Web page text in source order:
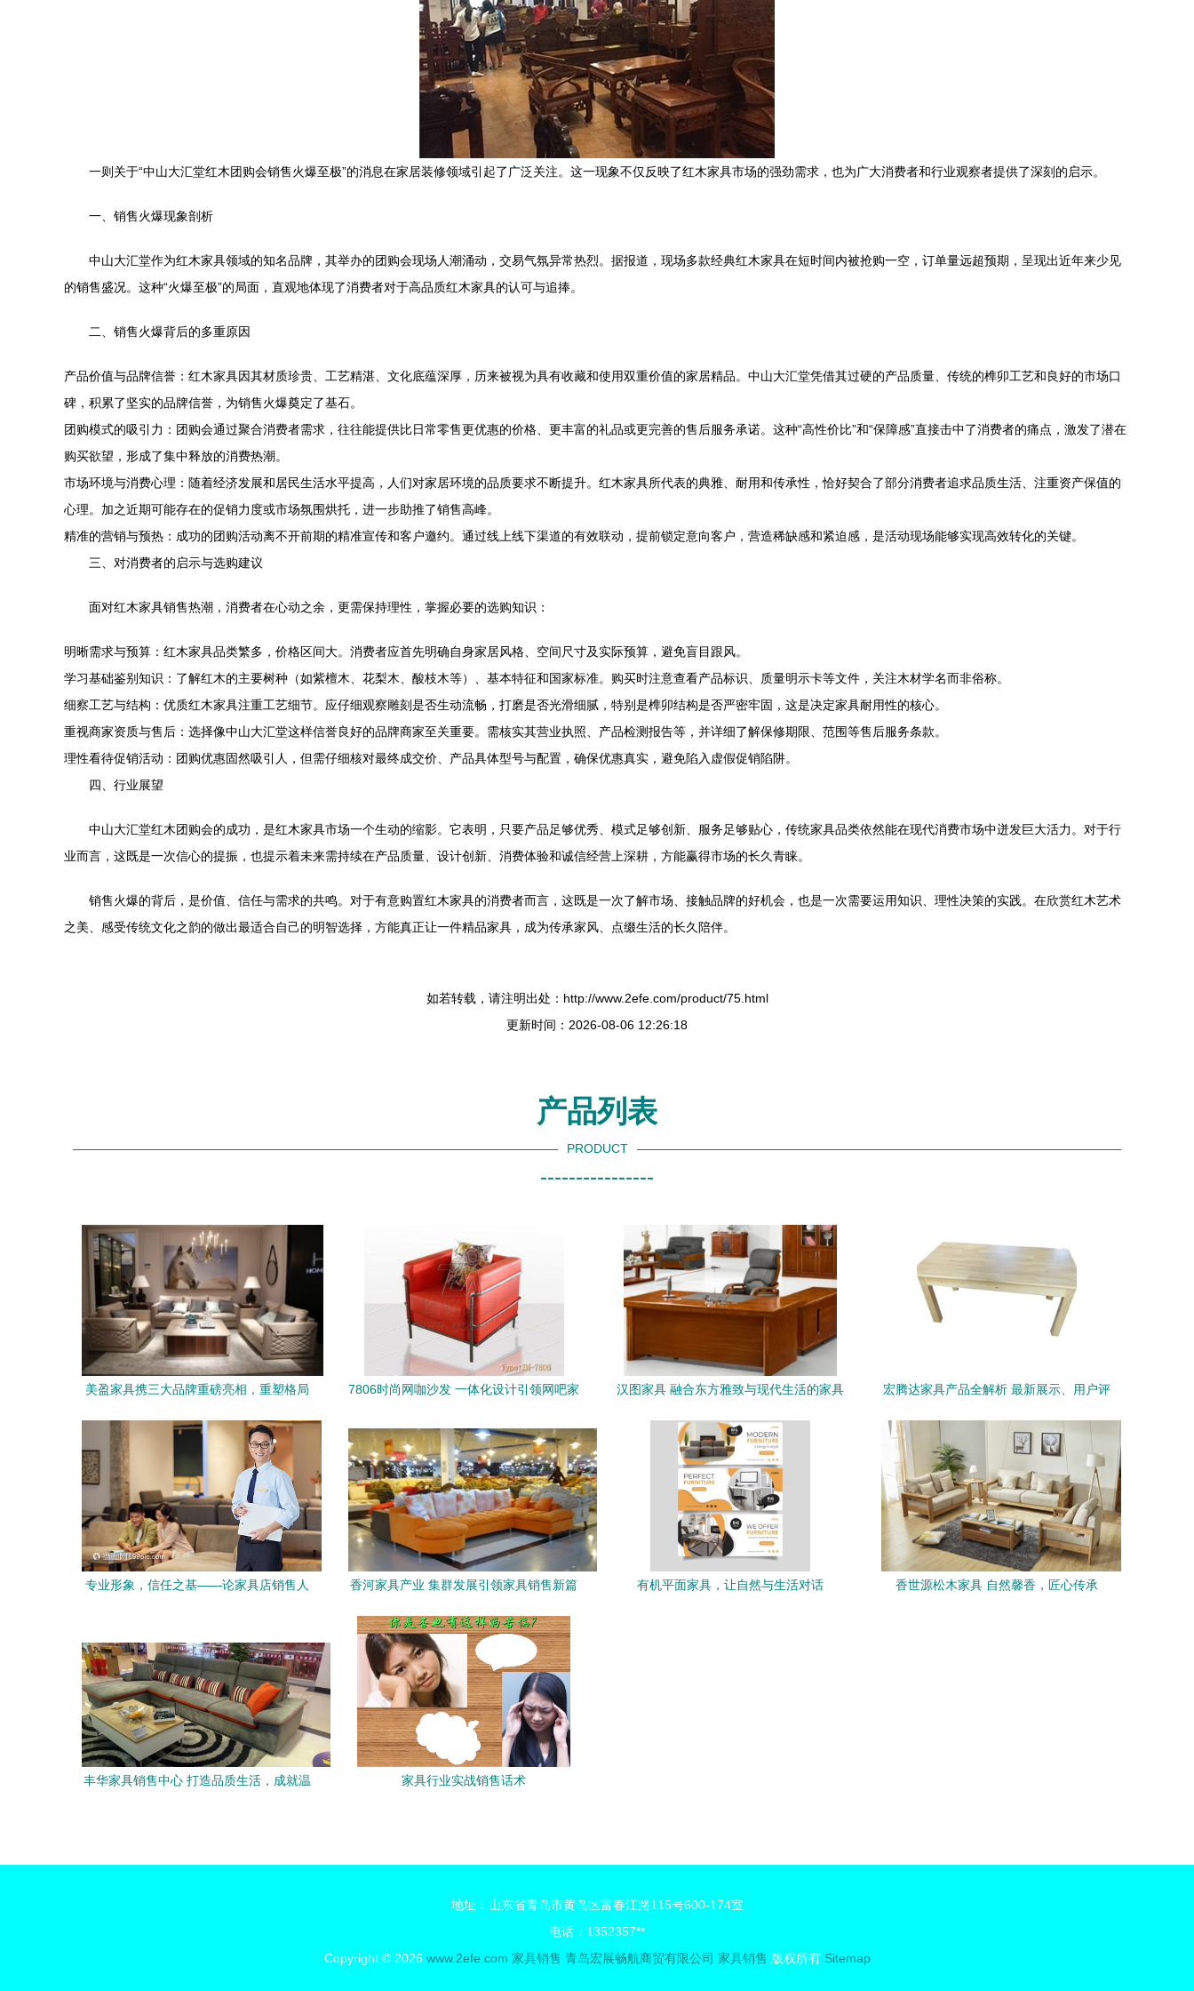
一则关于“中山大汇堂红木团购会销售火爆至极”的消息在家居装修领域引起了广泛关注。这一现象不仅反映了红木家具市场的强劲需求，也为广大消费者和行业观察者提供了深刻的启示。
一、销售火爆现象剖析
中山大汇堂作为红木家具领域的知名品牌，其举办的团购会现场人潮涌动，交易气氛异常热烈。据报道，现场多款经典红木家具在短时间内被抢购一空，订单量远超预期，呈现出近年来少见
的销售盛况。这种“火爆至极”的局面，直观地体现了消费者对于高品质红木家具的认可与追捧。
二、销售火爆背后的多重原因
产品价值与品牌信誉：红木家具因其材质珍贵、工艺精湛、文化底蕴深厚，历来被视为具有收藏和使用双重价值的家居精品。中山大汇堂凭借其过硬的产品质量、传统的榫卯工艺和良好的市场口
碑，积累了坚实的品牌信誉，为销售火爆奠定了基石。
团购模式的吸引力：团购会通过聚合消费者需求，往往能提供比日常零售更优惠的价格、更丰富的礼品或更完善的售后服务承诺。这种“高性价比”和“保障感”直接击中了消费者的痛点，激发了潜在
购买欲望，形成了集中释放的消费热潮。
市场环境与消费心理：随着经济发展和居民生活水平提高，人们对家居环境的品质要求不断提升。红木家具所代表的典雅、耐用和传承性，恰好契合了部分消费者追求品质生活、注重资产保值的
心理。加之近期可能存在的促销力度或市场氛围烘托，进一步助推了销售高峰。
精准的营销与预热：成功的团购活动离不开前期的精准宣传和客户邀约。通过线上线下渠道的有效联动，提前锁定意向客户，营造稀缺感和紧迫感，是活动现场能够实现高效转化的关键。
三、对消费者的启示与选购建议
面对红木家具销售热潮，消费者在心动之余，更需保持理性，掌握必要的选购知识：
明晰需求与预算：红木家具品类繁多，价格区间大。消费者应首先明确自身家居风格、空间尺寸及实际预算，避免盲目跟风。
学习基础鉴别知识：了解红木的主要树种（如紫檀木、花梨木、酸枝木等）、基本特征和国家标准。购买时注意查看产品标识、质量明示卡等文件，关注木材学名而非俗称。
细察工艺与结构：优质红木家具注重工艺细节。应仔细观察雕刻是否生动流畅，打磨是否光滑细腻，特别是榫卯结构是否严密牢固，这是决定家具耐用性的核心。
重视商家资质与售后：选择像中山大汇堂这样信誉良好的品牌商家至关重要。需核实其营业执照、产品检测报告等，并详细了解保修期限、范围等售后服务条款。
理性看待促销活动：团购优惠固然吸引人，但需仔细核对最终成交价、产品具体型号与配置，确保优惠真实，避免陷入虚假促销陷阱。
四、行业展望
中山大汇堂红木团购会的成功，是红木家具市场一个生动的缩影。它表明，只要产品足够优秀、模式足够创新、服务足够贴心，传统家具品类依然能在现代消费市场中迸发巨大活力。对于行
业而言，这既是一次信心的提振，也提示着未来需持续在产品质量、设计创新、消费体验和诚信经营上深耕，方能赢得市场的长久青睐。
销售火爆的背后，是价值、信任与需求的共鸣。对于有意购置红木家具的消费者而言，这既是一次了解市场、接触品牌的好机会，也是一次需要运用知识、理性决策的实践。在欣赏红木艺术
之美、感受传统文化之韵的做出最适合自己的明智选择，方能真正让一件精品家具，成为传承家风、点缀生活的长久陪伴。
如若转载，请注明出处：http://www.2efe.com/product/75.html
更新时间：2026-08-06 12:26:18
产品列表
PRODUCT
----------------
美盈家具携三大品牌重磅亮相，重塑格局
7806时尚网咖沙发 一体化设计引领网吧家
汉图家具 融合东方雅致与现代生活的家具
宏腾达家具产品全解析 最新展示、用户评
专业形象，信任之基——论家具店销售人
香河家具产业 集群发展引领家具销售新篇
有机平面家具，让自然与生活对话 香世源松木家具 自然馨香，匠心传承
丰华家具销售中心 打造品质生活，成就温
家具行业实战销售话术
地址：山东省青岛市黄岛区富春江路115号600-174室
电话：1352357**
Copyright © 2026 www.2efe.com 家具销售 青岛宏展畅航商贸有限公司 家具销售 版权所有 Sitemap